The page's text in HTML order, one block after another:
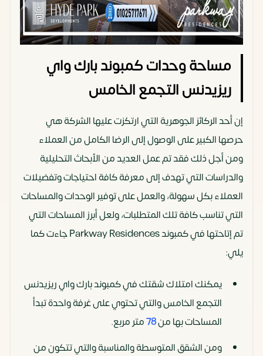
مساحة وحدات كمبوند بارك واي
ريزيدنس التجمع الخامس
إن أحد الركائز الجوهرية التي ارتكزت عليها الشركة هي
حرصها الكبير على الوصول إلى الرضا الكامل من العملاء
ومن أجل ذلك فقد تم عمل العديد من الأبحاث التحليلية
والدراسات التي تهدف إلى معرفة كافة احتياجات وتفضيلات
العملاء بكل سهولة، والعمل على توفير الوحدات والمساحات
التي تناسب كافة تلك المتطلبات، ولعل أبرز المساحات التي
تم إتاحتها في كمبوند Parkway Residences جاءت كما
يلي:
يمكنك امتلاك شقتك في كمبوند بارك واي ريزيدنس
التجمع الخامس والتي تحتوي على غرفة واحدة تبدأ
المساحات بها من78متر مربع.
ومن الشقق المتوسطة والمناسبة والتي تتكون من